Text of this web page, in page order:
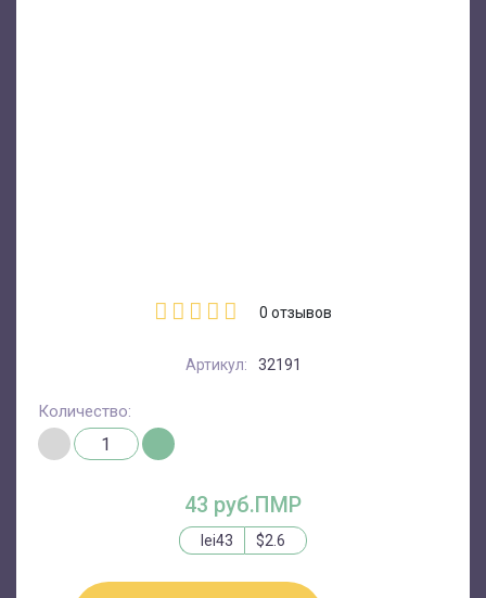
0 отзывов
Артикул: 32191
43 руб.ПМР
lei43 $2.6
Количество: